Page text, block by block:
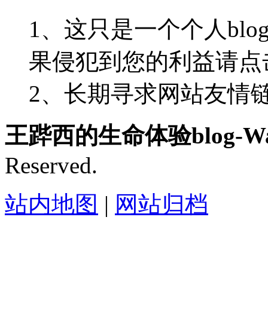
1、这只是一个个人
果侵犯到您的利益请
2、长期寻求网站友情
王跸西的生命体验blog-
Reserved.
站内地图 | 网站归档